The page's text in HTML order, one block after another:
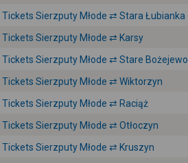
Tickets Sierzputy Młode ⇄ Stara Łubianka
Tickets Sierzputy Młode ⇄ Karsy
Tickets Sierzputy Młode ⇄ Stare Bożejewo
Tickets Sierzputy Młode ⇄ Wiktorzyn
Tickets Sierzputy Młode ⇄ Raciąż
Tickets Sierzputy Młode ⇄ Otłoczyn
Tickets Sierzputy Młode ⇄ Kruszyn